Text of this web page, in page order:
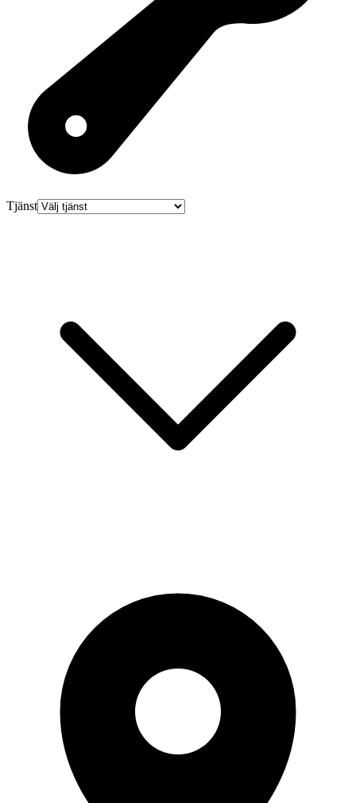
Tjänst